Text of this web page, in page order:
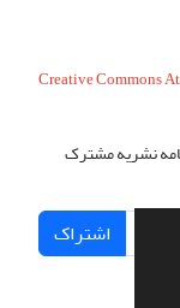
Creative Commons
نشریه مشترک
اشتراک